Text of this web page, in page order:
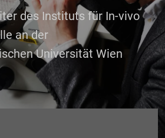
des Instituts für In-vivo
an der
Universität Wien